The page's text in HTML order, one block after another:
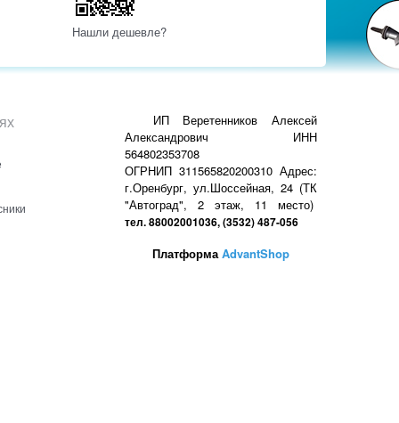
Нашли дешевле?
ИП Веретенников Алексей
Александрович ИНН
564802353708
ОГРНИП 311565820200310 Адрес:
г.Оренбург, ул.Шоссейная, 24 (ТК
"Автоград", 2 этаж, 11 место)
тел. 88002001036, (3532) 487-056
ПлатформаAdvantShop